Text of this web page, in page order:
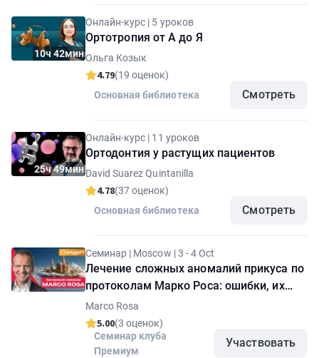
10ч 42мин
Онлайн-курс | 5 уроков
Ортотропия от А до Я
Ольга Козык
4.79(19 оценок)
Основная библиотека
Смотреть
25ч 49мин
Онлайн-курс | 11 уроков
Ортодонтия у растущих пациентов
David Suarez Quintanilla
4.78(37 оценок)
Основная библиотека
Смотреть
Семинар | Moscow | 3 - 4 Oct
Лечение сложных аномалий прикуса по
протоколам Марко Роса: ошибки, их
профилактика и исправление. Пакет
"Стандарт"
Marco Rosa
5.00(3 оценок)
Семинар клуба
Премиум
Участвовать